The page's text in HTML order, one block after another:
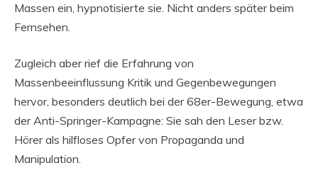
Massen ein, hypnotisierte sie. Nicht anders später beim
Fernsehen.
Zugleich aber rief die Erfahrung von
Massenbeeinflussung Kritik und Gegenbewegungen
hervor, besonders deutlich bei der 68er-Bewegung, etwa
der Anti-Springer-Kampagne: Sie sah den Leser bzw.
Hörer als hilfloses Opfer von Propaganda und
Manipulation.